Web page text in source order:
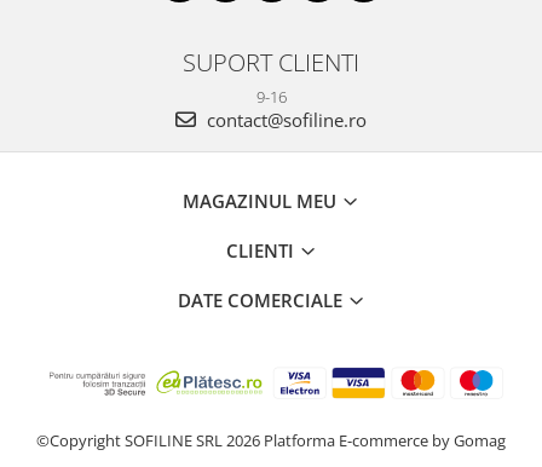
SUPORT CLIENTI
9-16
contact@sofiline.ro
MAGAZINUL MEU
CLIENTI
DATE COMERCIALE
©Copyright SOFILINE SRL 2026 Platforma E-commerce by Gomag